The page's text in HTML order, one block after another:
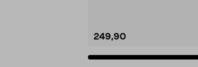
249,90